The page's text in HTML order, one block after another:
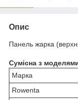
Опис
Панель жарка
Сумісна з
Марка
Rowenta